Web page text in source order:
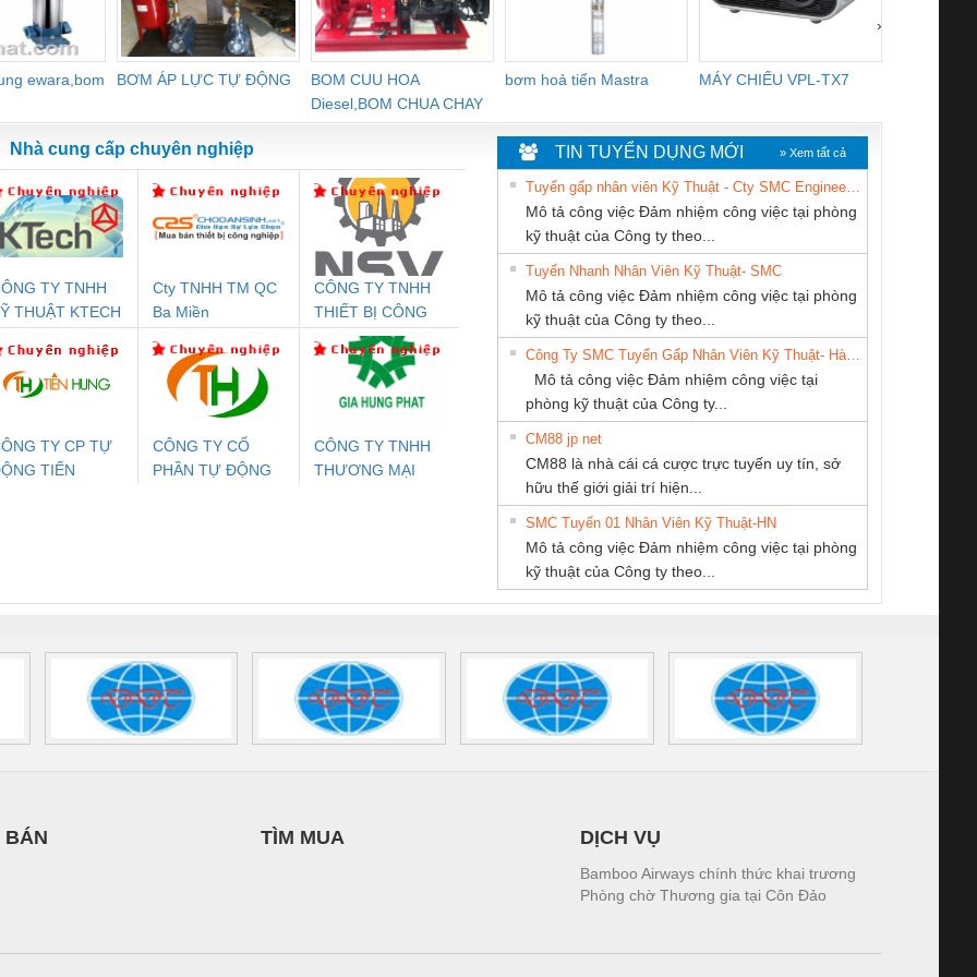
ewara,bom
BƠM ÁP LỰC TỰ ĐỘNG
BOM CUU HOA
Diesel,BOM CHUA CHAY
bơm hoả tiển Mastra MÁY CHIẾU VPL-TX7
›
An Toàn
Contact
1NO-
Rơ Le An Toàn
Phoenix Contact
PSR-SCP-
24UC/ESL4/3X1/1X2/B
- 2981059
Điện AC
Mô-đun Ắc Quy UPS
Bộ Lặp Tín Hiệu
PROFIBUS Phoenix
Contact PSI-REP-
PROFIBUS/12MB -
2708863
Rơ Le An Toàn
Phoenix Contact
2986960 – PSR-
SCP-
24DC/FSP/2X1/1X2
Rơ Le An Toàn
Bộ giám sát chuỗi
tấm pin
TRANSCLINIC 16I+
1K5 H (2502520000)
Bộ giám sát chuỗi
tấm pin
TRANSCLINIC 16I+
1K5 L (2433950000)
Bộ giám sát dòng
TRANSCLINIC 16I+
(2008130000)
Bộ chỉnh lưu nguồn
điện TRANSCLINIC
BKE 1K5.4
(7791400879)2. Giá
Nẹp nhôm chống
trơn Đà Nẵng
Nhà cung cấp chuyên nghiệp
TY TNHH
THUẬT KTECH
Cty TNHH TM QC
Ba Miền
CÔNG TY TNHH
THIẾT BỊ CÔNG
NGHIỆP NIHON
SETSUBI VIỆT
TY CP TỰ
TIẾN
CÔNG TY CỔ
PHẦN TỰ ĐỘNG
CÔNG TY TNHH
THƯƠNG MẠI
CÔNG TY TNHH
THƯƠNG MẠI
THIÊN ÂN VIỆT
NAM
Tan Dong Cang
company LTD
CÔNG TY TNHH
DỊCH VỤ XNK
PHƯƠNG NAM
CONG TY TNHH
TM-DV DAI DONG
THANH
MEKONG MARINE
SUPPLY
Thiết Bị Điện Nam
TIN TUYỂN DỤNG MỚI » Xem tất cả
Mô tả công việc Đảm nhiệm công việc tại phòng
kỹ thuật của Công ty theo...
Tuyển Nhanh Nhân Viên Kỹ Thuật- SMC
Mô tả công việc Đảm nhiệm công việc tại phòng
kỹ thuật của Công ty theo...
Mô tả công việc Đảm nhiệm công việc tại
phòng kỹ thuật của Công ty...
CM88 jp net
CM88 là nhà cái cá cược trực tuyến uy tín, sở
hữu thế giới giải trí hiện...
SMC Tuyển 01 Nhân Viên Kỹ Thuật-HN
Mô tả công việc Đảm nhiệm công việc tại phòng
kỹ thuật của Công ty theo...
BÁN TÌM MUA DỊCH VỤ
Bamboo Airways chính thức khai trương
Phòng chờ Thương gia tại Côn Đảo